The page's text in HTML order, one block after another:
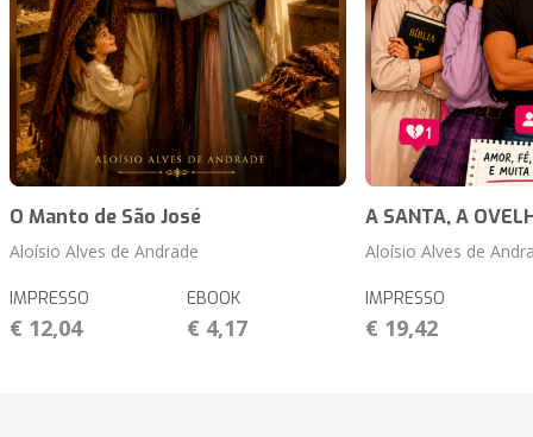
O Manto de São José
Aloísio Alves de Andrade
IMPRESSO
€ 12,04
EBOOK
€ 4,17
A SANTA, A
Aloísio Alves de
IMPRESSO
€ 19,42